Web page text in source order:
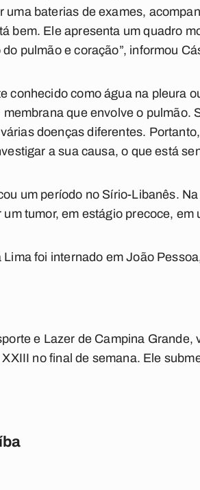
uma baterias de exames,
bem. Ele apresenta um quadro
pulmão e coração”, informou
conhecido como água na pleura
que envolve o pulmão.
doenças diferentes.
a sua causa, o que está
um período no Sírio-Libanês.
tumor, em estágio precoce, em
foi internado em João
e Lazer de Campina
no final de semana. Ele